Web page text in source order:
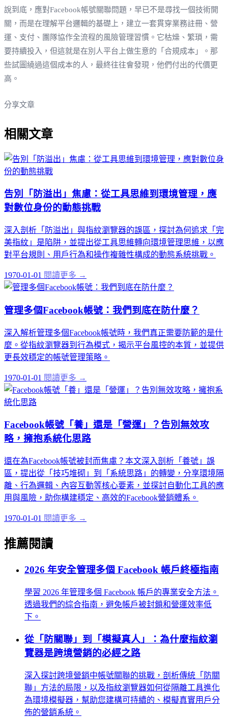
說到底，應對Facebook帳號關聯問題，早已不是尋找一個技術開
關，而是在理解平台邏輯的基礎上，建立一套貫穿業務註冊、營
運、支付、團隊協作全流程的風險管理習慣。它枯燥、繁瑣，需
要持續投入，但這就是在別人平台上做生意的「合規成本」。那
些試圖繞過這個成本的人，最終往往會發現，他們付出的代價更
高。
分享文章
相關文章
告別「防溢出」焦慮：從工具思維到環境管理，應
對數位身份的動態挑戰
深入剖析「防溢出」與指紋瀏覽器的誤區，探討為何追求「完
美指紋」是陷阱，並提出從工具思維轉向環境管理思維，以應
對平台規則、用戶行為和操作複雜性構成的動態系統挑戰。
1970-01-01 閱讀更多 →
管理多個Facebook帳號：我們到底在防什麼？
深入解析管理多個Facebook帳號時，我們真正需要防範的是什
麼。從指紋瀏覽器到行為模式，揭示平台風控的本質，並提供
更長效穩定的帳號管理策略。
1970-01-01 閱讀更多 →
Facebook帳號「養」還是「營運」？告別無效攻
略，擁抱系統化思路
還在為Facebook帳號被封而焦慮？本文深入剖析「養號」誤
區，提出從「技巧堆砌」到「系統思路」的轉變，分享環境隔
離、行為邏輯、內容互動等核心要素，並探討自動化工具的應
用與風險，助你構建穩定、高效的Facebook營銷體系。
1970-01-01 閱讀更多 →
推薦閱讀
2026 年安全管理多個 Facebook 帳戶終極指南
學習 2026 年管理多個 Facebook 帳戶的專業安全方法。
透過我們的綜合指南，避免帳戶被封鎖和營運效率低
下。
從「防關聯」到「模擬真人」：為什麼指紋瀏
覽器是跨境營銷的必經之路
深入探討跨境營銷中帳號關聯的挑戰，剖析傳統「防關
聯」方法的局限，以及指紋瀏覽器如何從隔離工具進化
為環境模擬器，幫助您建構可持續的、模擬真實用戶分
佈的營銷系統。